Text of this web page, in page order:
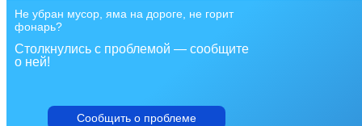
Не убран мусор, яма на дороге, не горит
фонарь?
Столкнулись с проблемой — сообщите
о ней!
Сообщить о проблеме